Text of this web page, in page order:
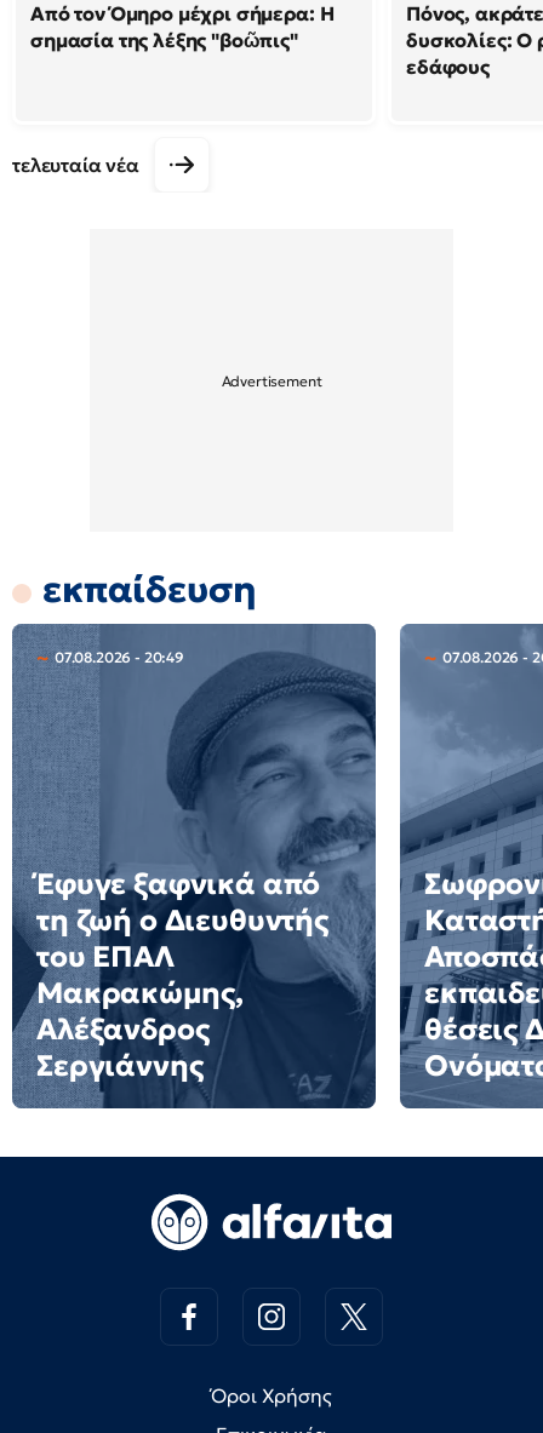
Από τον Όμηρο μέχρι σήμερα: Η
σημασία της λέξης "βοῶπις"
Πόνος,
δυσκολίες: Ο
εδάφους
τελευταία νέα
εκπαίδευση
07.08.2026 - 20:49
Έφυγε ξαφνικά από
τη ζωή ο Διευθυντής
του ΕΠΑΛ
Μακρακώμης,
Αλέξανδρος
Σεργιάννης
07.08.2026 -
θέσεις
Όροι Χρήσης